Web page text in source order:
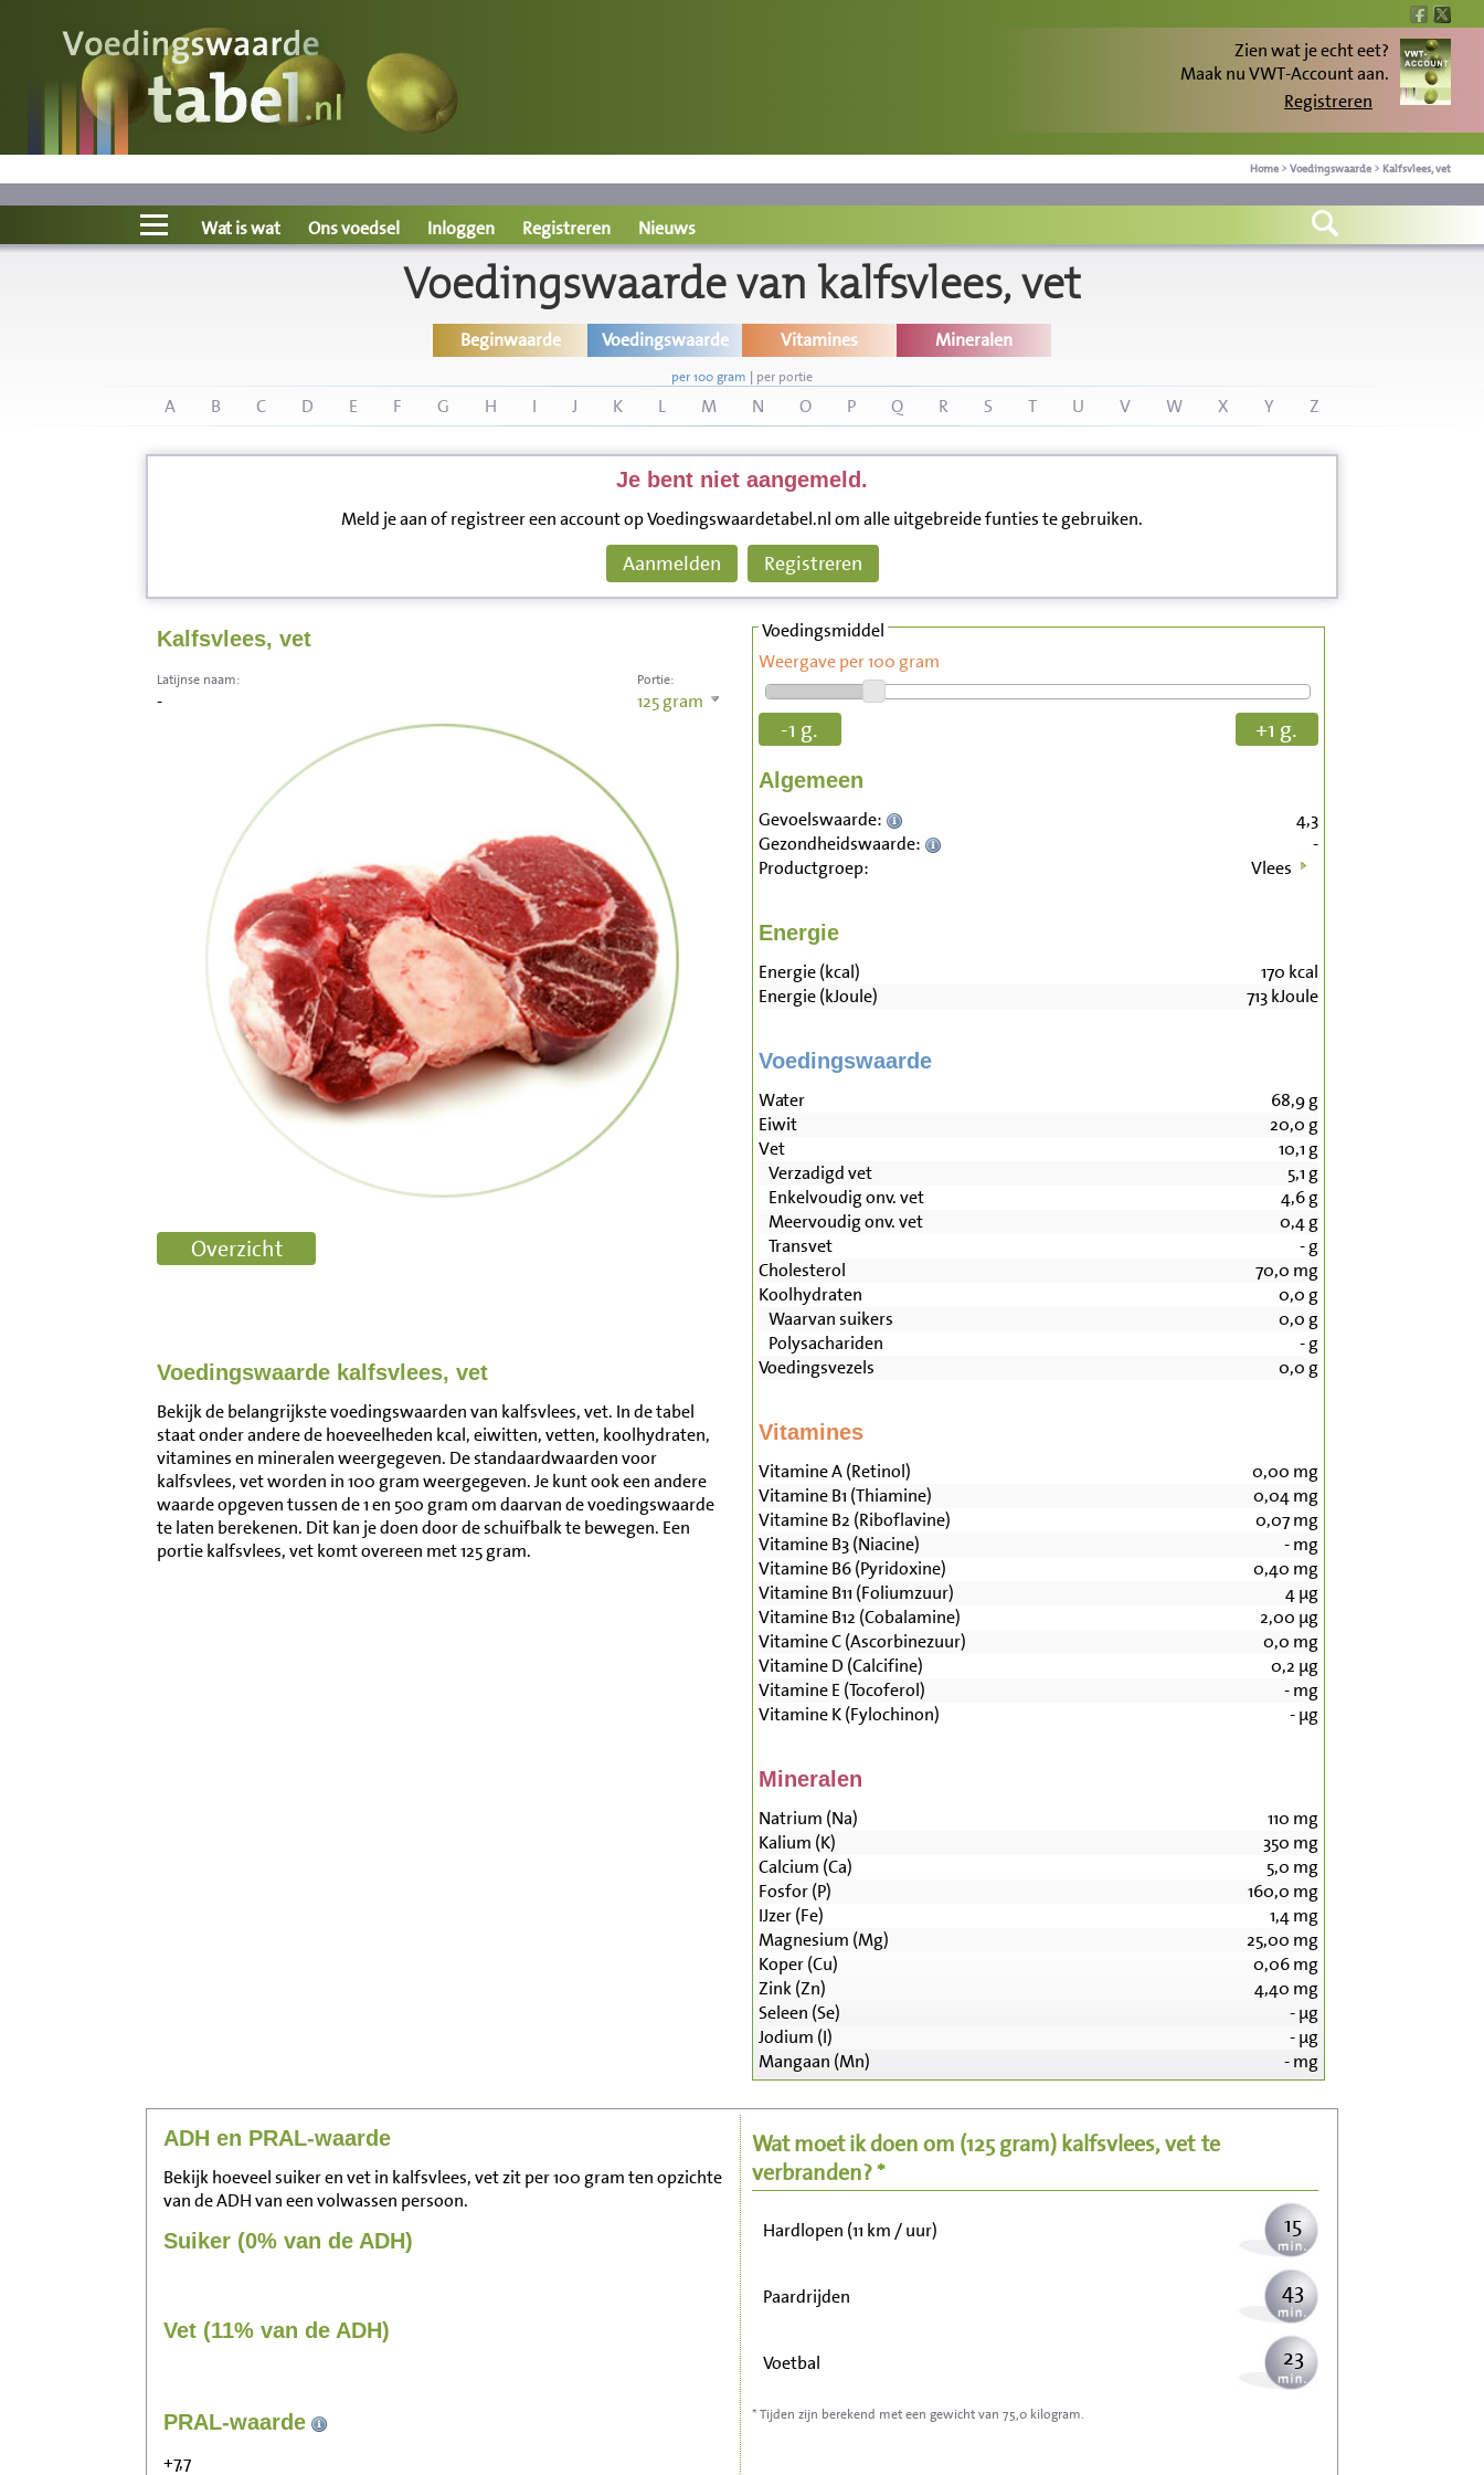
Zien wat je echt eet?
Maak nu VWT-Account aan.
Registreren
Home > Voedingswaarde > Kalfsvlees, vet
Voedingswaarde
Wat is wat?
Ons voedsel
Wat is wat Ons voedsel Inloggen Registreren Nieuws
Voedingswaarde van kalfsvlees, vet
Beginwaarde Voedingswaarde Vitamines Mineralen
per 100 gram | per portie
A B C D E F G H I J K L M N O P Q R S T U V W X Y Z
Je bent niet aangemeld.
Meld je aan of registreer een account op Voedingswaardetabel.nl om alle uitgebreide funties te gebruiken.
Aanmelden Registreren
Kalfsvlees, vet
Portie:
125gram
Latijnse naam:
-
Voedingswaarde kalfsvlees, vet
Bekijk de belangrijkste voedingswaarden van kalfsvlees, vet. In de tabel
staat onder andere de hoeveelheden kcal, eiwitten, vetten, koolhydraten,
vitamines en mineralen weergegeven. De standaardwaarden voor
kalfsvlees, vet worden in 100 gram weergegeven. Je kunt ook een andere
waarde opgeven tussen de 1 en 500 gram om daarvan de voedingswaarde
te laten berekenen. Dit kan je doen door de schuifbalk te bewegen. Een
portie kalfsvlees, vet komt overeen met 125 gram.
Voedingsmiddel
Weergave per 100 gram
-1 g. +1 g.
Algemeen
Gevoelswaarde:
4,3
Gezondheidswaarde:
-
Productgroep:
Vlees
Energie
Energie (kcal) 170 kcal
Energie (kJoule)
713kJoule
Voedingswaarde
Water 68,9g
Eiwit
20,0 g
Vet
10,1 g
Verzadigd vet
5,1 g
Enkelvoudig onv. vet
4,6g
Meervoudig onv. vet
0,4g
Transvet
-g
Cholesterol
70,0 mg
Koolhydraten
0,0 g
Waarvan suikers
0,0 g
Polysachariden
-g
Voedingsvezels
0,0 g
Vitamines
Vitamine A (Retinol) 0,00 mg
Vitamine B1 (Thiamine)
0,04mg
Vitamine B2 (Riboflavine)
0,07mg
Vitamine B3 (Niacine)
-mg
Vitamine B6 (Pyridoxine)
0,40 mg
Vitamine B11 (Foliumzuur)
4µg
Vitamine B12 (Cobalamine)
2,00 µg
Vitamine C (Ascorbinezuur)
0,0 mg
Vitamine D (Calcifine)
0,2 µg
Vitamine E (Tocoferol)
-mg
Vitamine K (Fylochinon)
-µg
Mineralen
Natrium (Na) 110 mg
Kalium (K)
350 mg
Calcium (Ca)
5,0 mg
Fosfor (P)
160,0 mg
IJzer (Fe)
1,4mg
Magnesium (Mg)
25,00 mg
Koper (Cu)
0,06mg
Zink (Zn)
4,40 mg
Seleen (Se)
-µg
Jodium (I)
-µg
Mangaan (Mn)
-mg
ADH en PRAL-waarde
Bekijk hoeveel suiker en vet in kalfsvlees, vet zit per 100 gram ten opzichte
van de ADH van een volwassen persoon.
Suiker (0% van de ADH)
Vet (11% van de ADH)
PRAL-waarde
+7,7
Wat moet ik doen om (125 gram)kalfsvlees, vet te
verbranden? *
Zitten, tv kijken 155
Wandelen (5 km/uur)
Hardlopen (11 km / uur) 15
Paardrijden 43
Voetbal 23
Stofzuigen
* Tijden zijn berekend met een gewicht van 75,0 kilogram.